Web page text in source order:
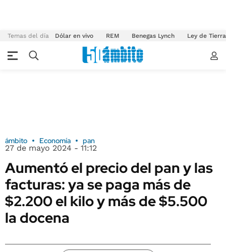
Temas del día Dólar en vivo REM Benegas Lynch Ley de
ámbito Economía pan
27 de mayo 2024 - 11:12
Aumentó el precio del pan y las
facturas: ya se paga más de
$2.200 el kilo y más de $5.500
la docena